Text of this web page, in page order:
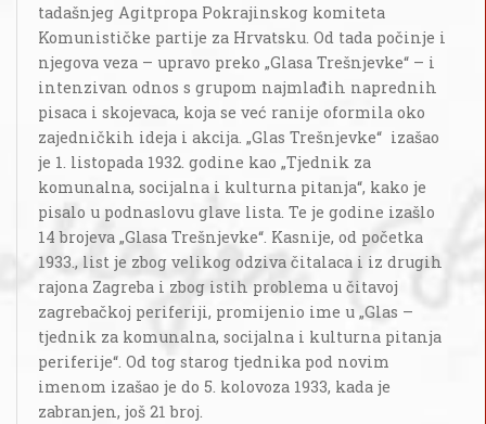
tadašnjeg Agitpropa Pokrajinskog komiteta
Komunističke partije za Hrvatsku. Od tada počinje i
njegova veza – upravo preko „Glasa Trešnjevke“ – i
intenzivan odnos s grupom najmlađih naprednih
pisaca i skojevaca, koja se već ranije oformila oko
zajedničkih ideja i akcija. „Glas Trešnjevke“ izašao
je 1. listopada 1932. godine kao „Tjednik za
komunalna, socijalna i kulturna pitanja“, kako je
pisalo u podnaslovu glave lista. Te je godine izašlo
14 brojeva „Glasa Trešnjevke“. Kasnije, od početka
1933., list je zbog velikog odziva čitalaca i iz drugih
rajona Zagreba i zbog istih problema u čitavoj
zagrebačkoj periferiji, promijenio ime u „Glas –
tjednik za komunalna, socijalna i kulturna pitanja
periferije“. Od tog starog tjednika pod novim
imenom izašao je do 5. kolovoza 1933, kada je
zabranjen, još 21 broj.